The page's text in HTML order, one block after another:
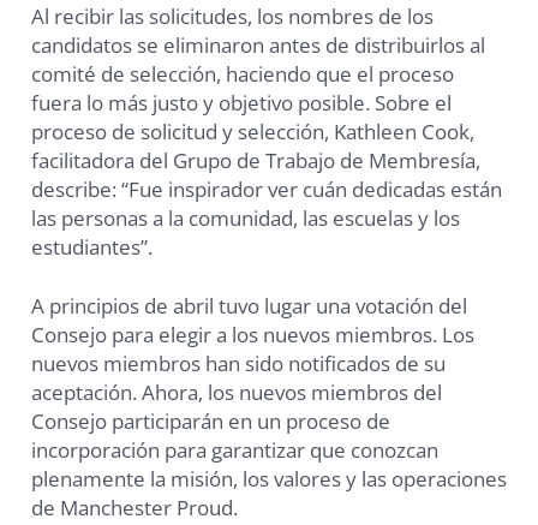
Al recibir las solicitudes, los nombres de los
candidatos se eliminaron antes de distribuirlos al
comité de selección, haciendo que el proceso
fuera lo más justo y objetivo posible. Sobre el
proceso de solicitud y selección, Kathleen Cook,
facilitadora del Grupo de Trabajo de Membresía,
describe: “Fue inspirador ver cuán dedicadas están
las personas a la comunidad, las escuelas y los
estudiantes”.
A principios de abril tuvo lugar una votación del
Consejo para elegir a los nuevos miembros. Los
nuevos miembros han sido notificados de su
aceptación. Ahora, los nuevos miembros del
Consejo participarán en un proceso de
incorporación para garantizar que conozcan
plenamente la misión, los valores y las operaciones
de Manchester Proud.